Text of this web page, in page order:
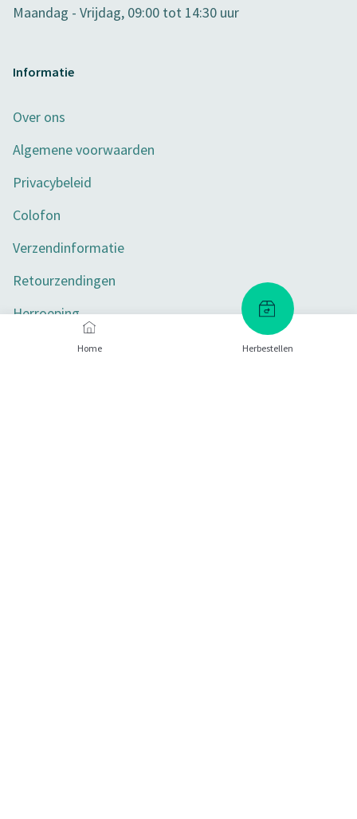
Home Herbestellen
Maandag - Vrijdag, 09:00 tot 14:30 uur
Informatie
Over ons
Algemene voorwaarden
Privacybeleid
Colofon
Verzendinformatie
Retourzendingen
Herroeping
Toegankelijkheid